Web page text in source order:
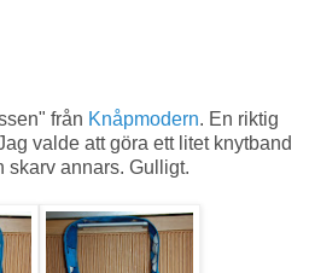
från Knåpmodern. En riktig
valde att göra ett litet knytband
skarv annars. Gulligt.